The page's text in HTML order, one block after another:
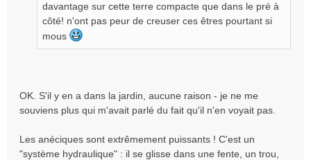
davantage sur cette terre compacte que dans le pré à
côté! n'ont pas peur de creuser ces êtres pourtant si
mous
OK. S'il y en a dans la jardin, aucune raison - je ne me
souviens plus qui m'avait parlé du fait qu'il n'en voyait pas.
Les anéciques sont extrêmement puissants ! C'est un
"système hydraulique" : il se glisse dans une fente, un trou,